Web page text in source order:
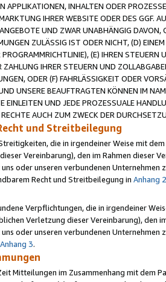
APPLIKATIONEN, INHALTEN ODER
IHRER WEBSITE ODER DES GGF.
UND ZWAR UNABHÄNGIG
ZULÄSSIG IST ODER NICHT, (D)
PROGRAMMRICHTLINIE), (E) IHREN
ZAHLUNG IHRER STEUERN UND
ODER (F) FAHRLÄSSIGKEIT ODER
UNSERE BEAUFTRAGTEN KÖNNEN IM
EINLEITEN UND JEDE PROZESSUALE
AUCH ZUM ZWECK DER
und Streitbeilegung
die in irgendeiner Weise mit
Vereinbarung), den im Rahmen dieser
oder unseren verbundenen
Recht und Streitbeilegung in Anhang 2
Verpflichtungen, die in irgendeiner
Verletzung dieser Vereinbarung), den
oder unseren verbundenen
Anhang 3.
Mitteilungen im Zusammenhang mit dem